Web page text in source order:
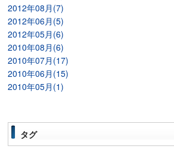
2012年08月(7)
2012年06月(5)
2012年05月(6)
2010年08月(6)
2010年07月(17)
2010年06月(15)
2010年05月(1)
タグ